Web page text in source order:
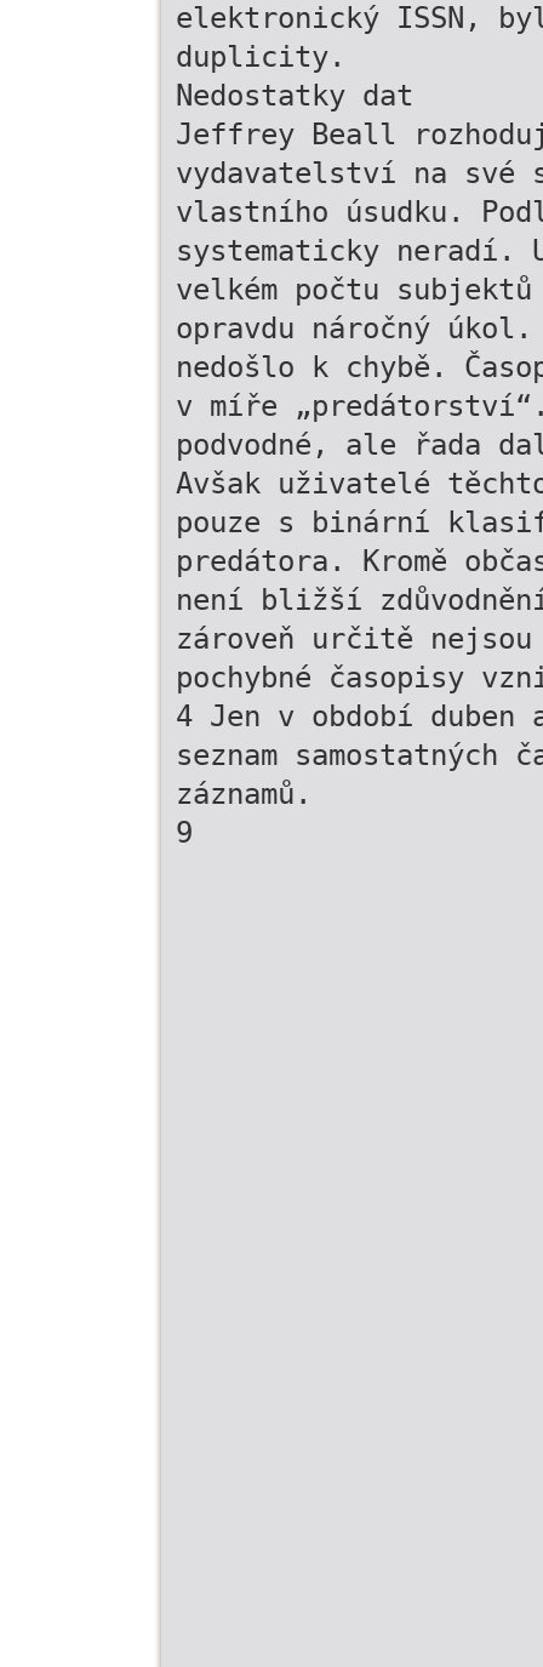
elektronický ISSN,
duplicity.
Nedostatky dat
Jeffrey Beall
vydavatelství na své
vlastního úsudku.
systematicky neradí.
velkém počtu
opravdu náročný úkol.
nedošlo k chybě.
v míře
podvodné, ale řada
Avšak uživatelé
pouze s binární
predátora. Kromě
není bližší
zároveň určitě
pochybné časopisy
4 Jen v období duben
seznam samostatných
záznamů.
9